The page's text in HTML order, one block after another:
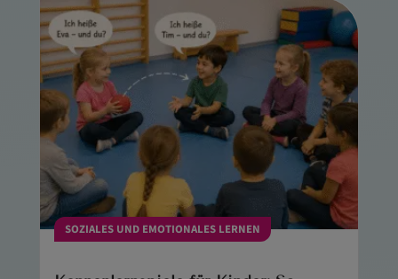
SOZIALES UND EMOTIONALES LERNEN